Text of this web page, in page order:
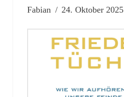
Fabian 24. Oktober 2025